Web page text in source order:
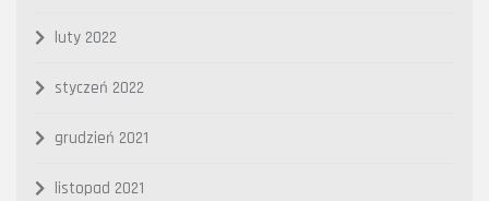
luty 2022
styczeń 2022
grudzień 2021
listopad 2021